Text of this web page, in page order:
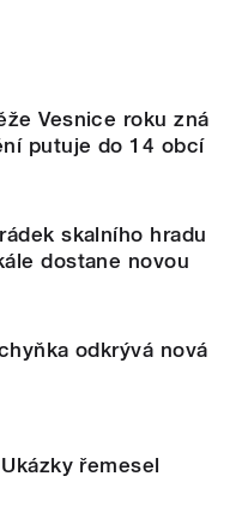
Vesnice roku zná
putuje do 14 obcí
skalního hradu
dostane novou
odkrývá nová
řemesel